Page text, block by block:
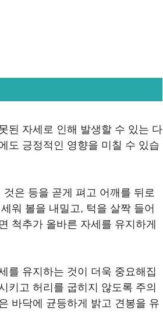
된 자세로 인해 발생할 수 있는 다
도 긍정적인 영향을 미칠 수 있습
은 등을 곧게 펴고 어깨를 뒤로
워 볼을 내밀고, 턱을 살짝 들어
척추가 올바른 자세를 유지하게
를 유지하는 것이 더욱 중요해집
키고 허리를 굽히지 않도록 주의
바닥에 균등하게 밝고 견봉을 유